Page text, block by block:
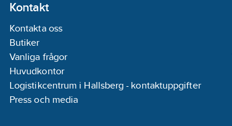
Kontakt
Kontakta oss
Butiker
Vanliga frågor
Huvudkontor
Logistikcentrum i Hallsberg - kontaktuppgifter
Press och media